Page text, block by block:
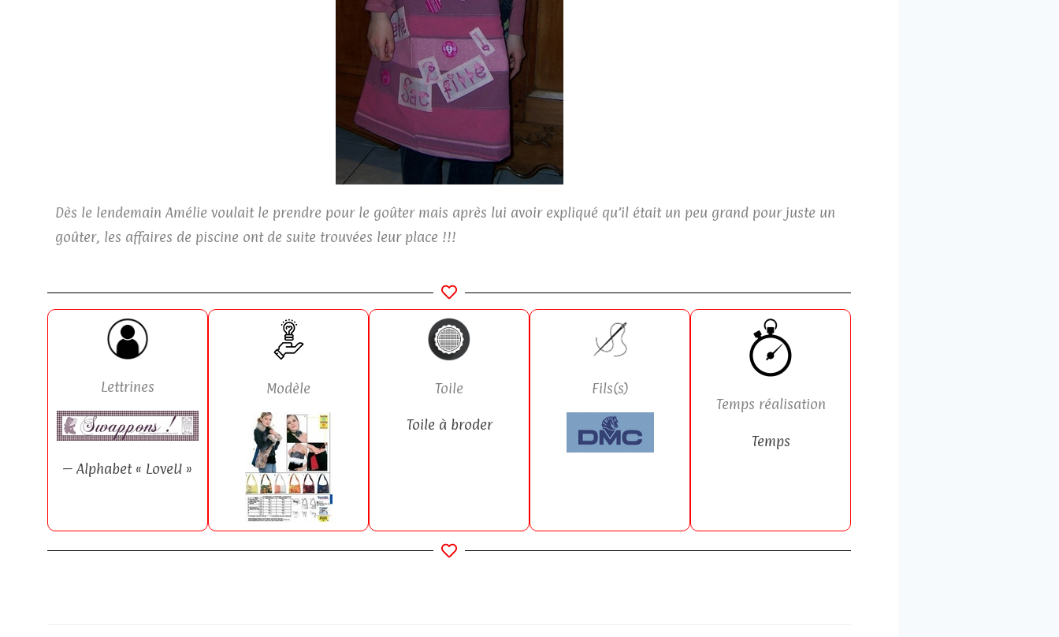
Dès le lendemain Amélie voulait le prendre pour le goûter mais après lui avoir expliqué qu’il était un peu grand pour juste un
goûter, les affaires de piscine ont de suite trouvées leur place !!!
Lettrines
– Alphabet « LoveU »
Modèle Toile
Toile à broder
Fils(s)
Temps réalisation
Temps